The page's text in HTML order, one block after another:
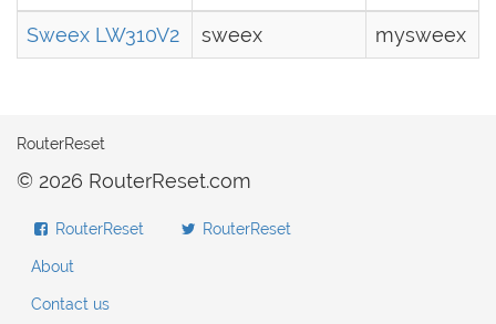
Sweex LW310V2 sweex mysweex
RouterReset
© 2026 RouterReset.com
RouterReset RouterReset
About
Contact us